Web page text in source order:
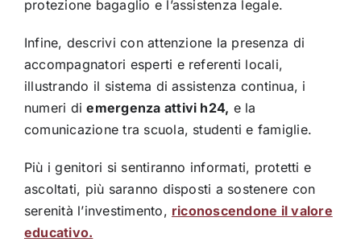
protezione bagaglio e l’assistenza legale.
Infine, descrivi con attenzione la presenza di
accompagnatori esperti e referenti locali,
illustrando il sistema di assistenza continua, i
numeri diemergenza attivi h24, e la
comunicazione tra scuola, studenti e famiglie.
Più i genitori si sentiranno informati, protetti e
ascoltati, più saranno disposti a sostenere con
serenità l’investimento, riconoscendone il valore
educativo.